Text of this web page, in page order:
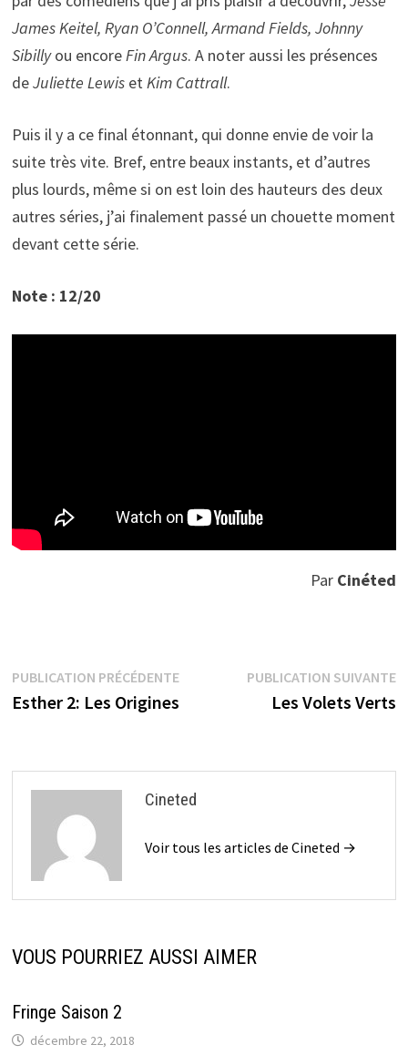
James Keitel, Ryan O’Connell, Armand Fields, Johnny
Sibillyou encore Fin Argus. A noter aussi les présences
deJuliette Lewiset Kim Cattrall.
Puis il y a ce final étonnant, qui donne envie de voir la
suite très vite. Bref, entre beaux instants, et d’autres
plus lourds, même si on est loin des hauteurs des deux
autres séries, j’ai finalement passé un chouette moment
devant cette série.
Note : 12/20
Par Cinéted
Navigation
de
PUBLICATION PRÉCÉDENTEPublication
précédente :
Esther 2: Les Origines
PUBLICATION SUIVANTE
Les Volets Verts
Cineted
Voir tous les articles de Cineted →
VOUS POURRIEZ AUSSI AIMER
Fringe Saison 2
décembre 22, 2018